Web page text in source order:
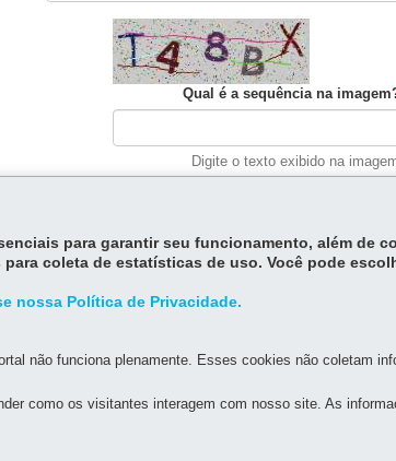
Qual é a sequência na
Digite o texto exibido na
DA ADMINISTRAÇÃO E DA
s/n - Térreo e 3º andar - Centro Cívico
de atendimento: 8h30 a 12h e 13h30 a 18h
para garantir seu funcionamento, além de
coleta de estatísticas de uso. Você pode
nossa Política de Privacidade.
não funciona plenamente. Esses cookies não coletam
como os visitantes interagem com nosso site. As